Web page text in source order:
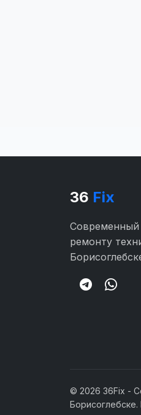
36 Fix
Современный
ремонту
© 2026 36Fix -